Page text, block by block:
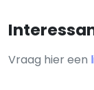
Vraag hier een